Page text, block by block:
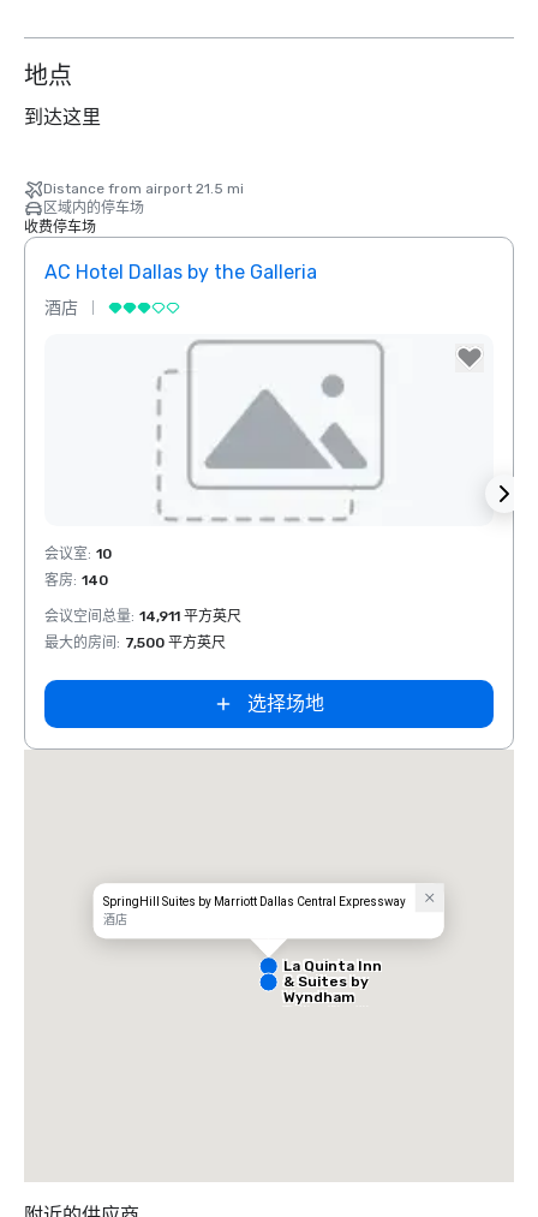
地点
到达这里
Distance from airport 21.5 mi
区域内的停车场
收费停车场
AC Hotel Dallas by the Galleria
酒店
Removed from favorites
会议室: 10
客房: 140
会议空间总量: 14,911 平方英尺
最大的房间 : 7,500 平方英尺
选择场地
SpringHill Suites by Marriott Dallas Central Expressway
酒店
Dallas
Galleria
La Quinta Inn
& Suites by
Wyndham
Dallas North
Extended
- Park Central